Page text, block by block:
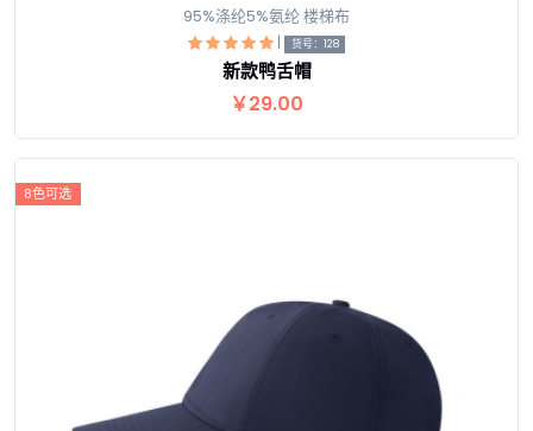
查看详情
95%涤纶5%氨纶 楼梯布
| 货号：128
新款鸭舌帽
￥29.00
8色可选